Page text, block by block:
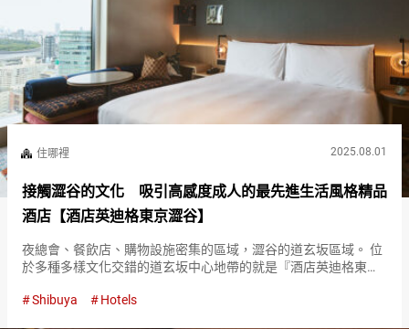
住哪裡 2025.08.01
接觸澀谷的文化 吸引高感度成人的最先進生活風格精品
酒店【酒店英迪格東京澀谷】
夜總會、餐飲店、購物設施密集的區域，澀谷的道玄坂區域。 位
於多種多樣文化交錯的道玄坂中心地帶的就是『酒店英迪格東京
（Hotel Indigo Tokyo …
Shibuya Hotels